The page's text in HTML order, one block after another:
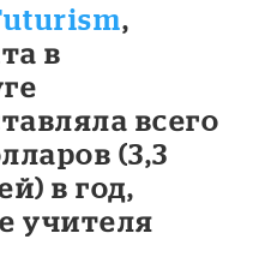
,
в
всего
(3,3
в год,
учителя